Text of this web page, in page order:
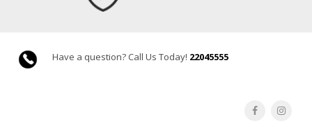
Have a question? Call Us Today! 22045555